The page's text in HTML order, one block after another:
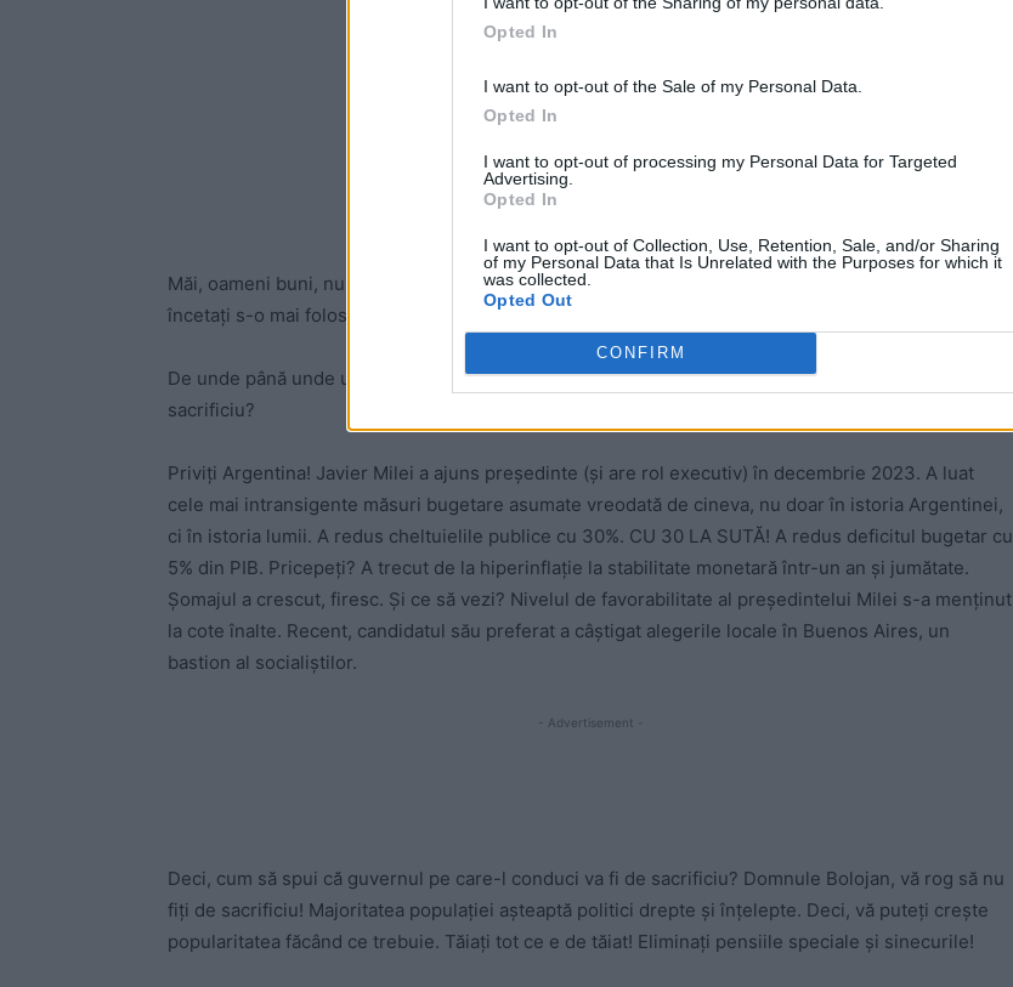
Opted In
I want to opt-out of the Sale of my Personal Data.
Opted In
I want to opt-out of processing my Personal Data for Targeted
Advertising.
Opted In
I want to opt-out of Collection, Use, Retention, Sale, and/or Sharing
of my Personal Data that Is Unrelated with the Purposes for which it
was collected.
Opted Out
CONFIRM
Măi, oameni buni, nu mai rostogoliți clișee! Există o limbă de lemn și în situații de criză, vă rog să
încetați s-o mai folosiți!
De unde până unde un guvern care trebuie să pună ordine în finanțele publice este un guvern de
sacrificiu?
Priviți Argentina! Javier Milei a ajuns președinte (și are rol executiv) în decembrie 2023. A luat
cele mai intransigente măsuri bugetare asumate vreodată de cineva, nu doar în istoria Argentinei,
ci în istoria lumii. A redus cheltuielile publice cu 30%. CU 30 LA SUTĂ! A redus deficitul bugetar cu
5% din PIB. Pricepeți? A trecut de la hiperinflație la stabilitate monetară într-un an și jumătate.
Șomajul a crescut, firesc. Și ce să vezi? Nivelul de favorabilitate al președintelui Milei s-a menținut
la cote înalte. Recent, candidatul său preferat a câștigat alegerile locale în Buenos Aires, un
bastion al socialiștilor.
- Advertisement -
Deci, cum să spui că guvernul pe care-l conduci va fi de sacrificiu? Domnule Bolojan, vă rog să nu
fiți de sacrificiu! Majoritatea populației așteaptă politici drepte și înțelepte. Deci, vă puteți crește
popularitatea făcând ce trebuie. Tăiați tot ce e de tăiat! Eliminați pensiile speciale și sinecurile!